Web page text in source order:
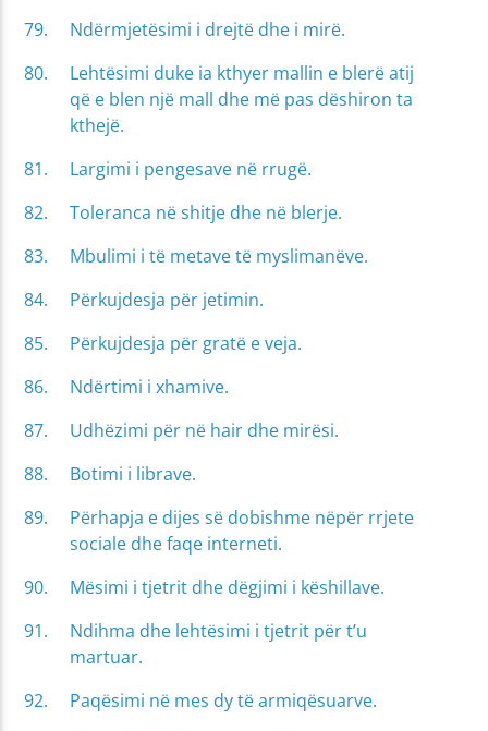
Ndërmjetësimi i drejtë dhe i mirë.
Lehtësimi duke ia kthyer mallin e blerë atij
që e blen një mall dhe më pas dëshiron ta
kthejë.
Largimi i pengesave në rrugë.
Toleranca në shitje dhe në blerje.
Mbulimi i të metave të myslimanëve.
Përkujdesja për jetimin.
Përkujdesja për gratë e veja.
Ndërtimi i xhamive.
Udhëzimi për në hair dhe mirësi.
Botimi i librave.
Përhapja e dijes së dobishme nëpër rrjete
sociale dhe faqe interneti.
Mësimi i tjetrit dhe dëgjimi i këshillave.
Ndihma dhe lehtësimi i tjetrit për t’u
martuar.
Paqësimi në mes dy të armiqësuarve.